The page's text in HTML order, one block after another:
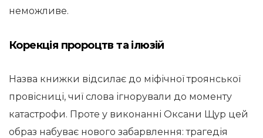
неможливе.
Корекція пророцтв та ілюзій
Назва книжки відсилає до міфічної троянської
провісниці, чиї слова ігнорували до моменту
катастрофи. Проте у виконанні Оксани Щур цей
образ набуває нового забарвлення: трагедія